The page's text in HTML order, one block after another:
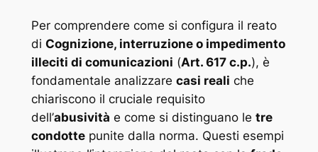
Per comprendere come si configura il reato
di Cognizione, interruzione o impedimento
illeciti di comunicazioni (Art. 617 c.p.), è
fondamentale analizzare casi reali che
chiariscono il cruciale requisito
dell’abusività e come si distinguano le tre
condottepunite dalla norma. Questi esempi